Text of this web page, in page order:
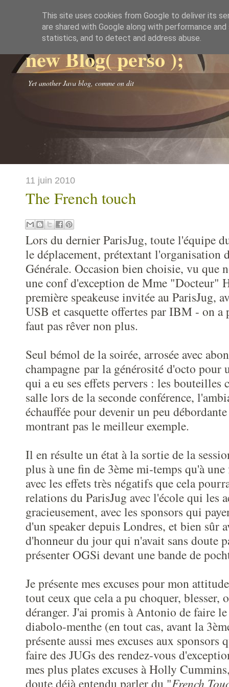
new Blog( perso );
Yet another Java blog, comme on dit
11 juin 2010
The French touch
Lors du dernier ParisJug, toute l'équipe
le déplacement, prétextant l'organisation
Générale. Occasion bien choisie, vu que
une conf d'exception de Mme "Docteur"
première speakeuse invitée au ParisJug,
USB et casquette offertes par IBM - on a
faut pas rêver non plus.
Seul bémol de la soirée, arrosée avec
champagne par la générosité d'octo pour
qui a eu ses effets pervers : les bouteilles
salle lors de la seconde conférence,
échauffée pour devenir un peu
montrant pas le meilleur exemple.
Il en résulte un état à la sortie de la
plus à une fin de 3ème mi-temps qu'à
avec les effets très négatifs que cela
relations du ParisJug avec l'école qui les
gracieusement, avec les sponsors qui
d'un speaker depuis Londres, et bien sûr
d'honneur du jour qui n'avait sans doute
présenter OGSi devant une bande de
Je présente mes excuses pour mon
tout ceux que cela a pu choquer, blesser,
déranger. J'ai promis à Antonio de faire
diabolo-menthe (en tout cas, avant la
présente aussi mes excuses aux
faire des JUGs des rendez-vous
mes plus plates excuses à Holly
doute déjà entendu parler du "French
This site uses cookies from Google to deliver its
are shared with Google along with performance
statistics, and to detect and address abuse.